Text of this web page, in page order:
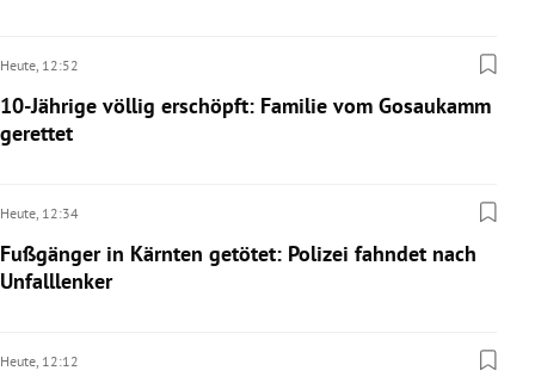
Untermenü
Untermenü
Untermenü
Heute, 12:52
10-Jährige völlig erschöpft: Familie vom Gosaukamm
gerettet
Heute, 12:34
Fußgänger in Kärnten getötet: Polizei fahndet nach
Unfalllenker
Heute, 12:12